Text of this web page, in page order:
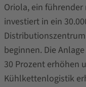
Oriola, ein
investiert in ein
beginnen. Die
30 Prozent erhöhen
Kühlkettenlogistik